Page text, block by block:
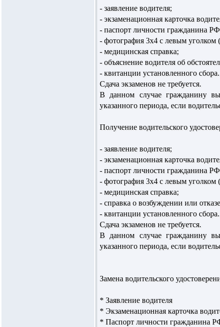
- заявление водителя;
- экзаменационная карточка
- паспорт личности гражданина
- фотография 3х4 с левым уголком
- медицинская справка;
- объяснение водителя об
- квитанции установленного сбора.
Сдача экзаменов не требуется.
В данном случае гражданину
указанного периода, если
Получение водительского
- заявление водителя;
- экзаменационная карточка
- паспорт личности гражданина
- фотография 3х4 с левым уголком
- медицинская справка;
- справка о возбуждении или
- квитанции установленного сбора.
Сдача экзаменов не требуется.
В данном случае гражданину
указанного периода, если
Замена водительского
* Заявление водителя
* Экзаменационная карточка
* Паспорт личности гражданина